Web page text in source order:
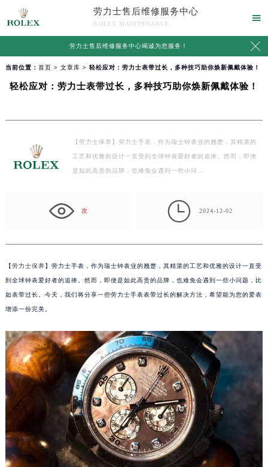
劳力士售后维修服务中心
ROLEX MAINTENANCE

劳力士售后维修服务中心竭诚为您服务！ 
当前位置： 首页 > 文章库 > 轻松应对：劳力士表带过长，多种技巧助你焕新佩戴体验！
轻松应对：劳力士表带过长，多种技巧助你焕新佩戴体验！
【劳力士保养】劳力士手表，作为瑞士钟表业的翘楚，其精湛的
工艺和优雅的设计一直受到全球钟表爱好者的追捧。然而，即便
是如此高贵的品牌，也难免会遇到一些小问…
次  2024-12-02
【劳力士保养】劳力士手表，作为瑞士钟表业的翘楚，其精湛的工艺和优雅的设计一直受
到全球钟表爱好者的追捧。然而，即便是如此高贵的品牌，也难免会遇到一些小问题，比
如表带过长。今天，我们将分享一些劳力士手表表带过长的解决方法，希望能为您的爱表
增添一份完美。